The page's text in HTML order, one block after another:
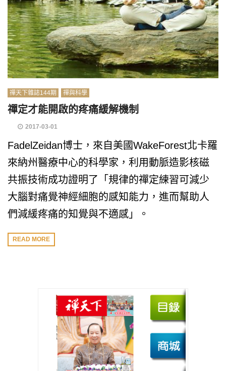
禪天下雜誌144期 禪與科學
禪定才能開啟的疼痛緩解機制
2017-03-01
FadelZeidan博士，來自美國WakeForest北卡羅
來納州醫療中心的科學家，利用動脈造影核磁
共振技術成功證明了「規律的禪定練習可減少
大腦對痛覺神經細胞的感知能力，進而幫助人
們減緩疼痛的知覺與不適感」。
READ MORE